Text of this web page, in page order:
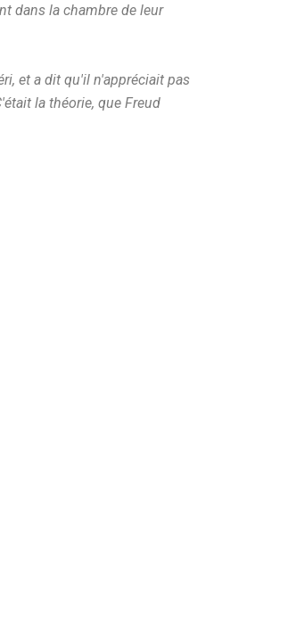
dans la chambre de leur
et a dit qu'il n'appréciait pas
la théorie, que Freud